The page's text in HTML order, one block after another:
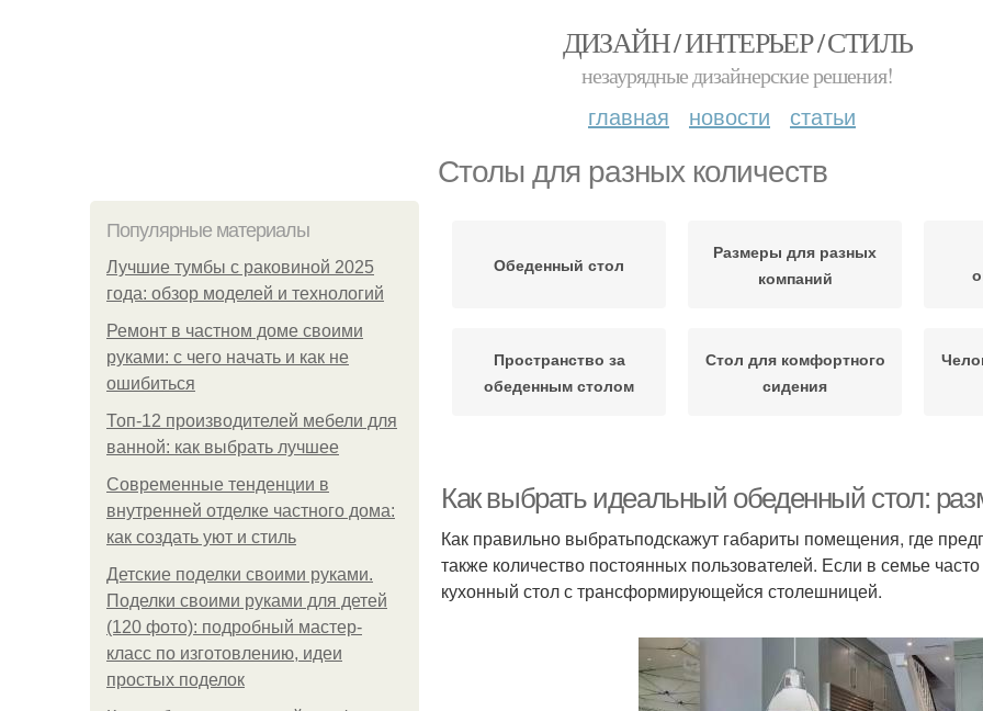
ДИЗАЙН / ИНТЕРЬЕР / СТИЛЬ
незаурядные дизайнерские решения!
главная новости статьи
Столы для разных количеств
Популярные материалы
Лучшие тумбы с раковиной 2025
года: обзор моделей и технологий
Ремонт в частном доме своими
руками: с чего начать и как не
ошибиться
Топ-12 производителей мебели для
ванной: как выбрать лучшее
Современные тенденции в
внутренней отделке частного дома:
как создать уют и стиль
Детские поделки своими руками.
Поделки своими руками для детей
(120 фото): подробный мастер-
класс по изготовлению, идеи
простых поделок
Обеденный стол
Размеры для разных
компаний
Пространство за
обеденным столом
Стол для комфортного
сидения
Как выбрать идеальный обеденный стол:
Как правильно выбратьподскажут габариты помещения, где
также количество постоянных пользователей. Если в семье
кухонный стол с трансформирующейся столешницей.